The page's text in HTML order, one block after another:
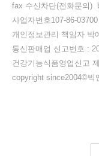
fax 수신차단(전화문의)
사업자번호107-86-03700
개인정보관리 책임자 박
통신판매업 신고번호 :
건강기능식품영업신고
copyright since2004©빅